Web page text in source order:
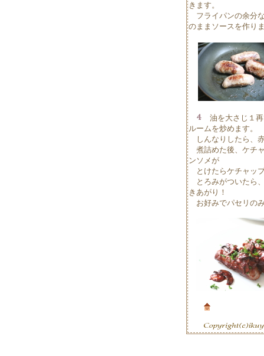
きます。
フライパンの余分
のままソースを作り
油を大さじ１再
ルームを炒めます。
しんなりしたら、
煮詰めた後、ケチ
ンソメが
とけたらケチャッ
とろみがついたら
きあがり！
お好みでパセリの